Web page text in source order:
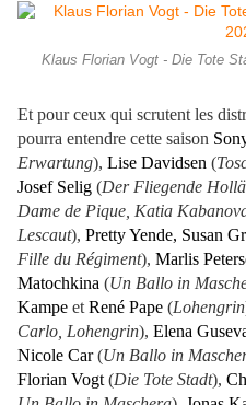
Klaus Florian Vogt - Die Tote
Et pour ceux qui scrutent les
pourra entendre cette saison
Erwartung), Lise Davidsen (
Josef Selig (Der Fliegende
Dame de Pique, Katia
Lescaut), Pretty Yende, Susan
Fille du Régiment), Marlis
Matochkina (Un Ballo in
Kampe et René Pape (Lohengrin
Carlo, Lohengrin), Elena
Nicole Car(Un Ballo in
Florian Vogt (Die Tote Stadt),